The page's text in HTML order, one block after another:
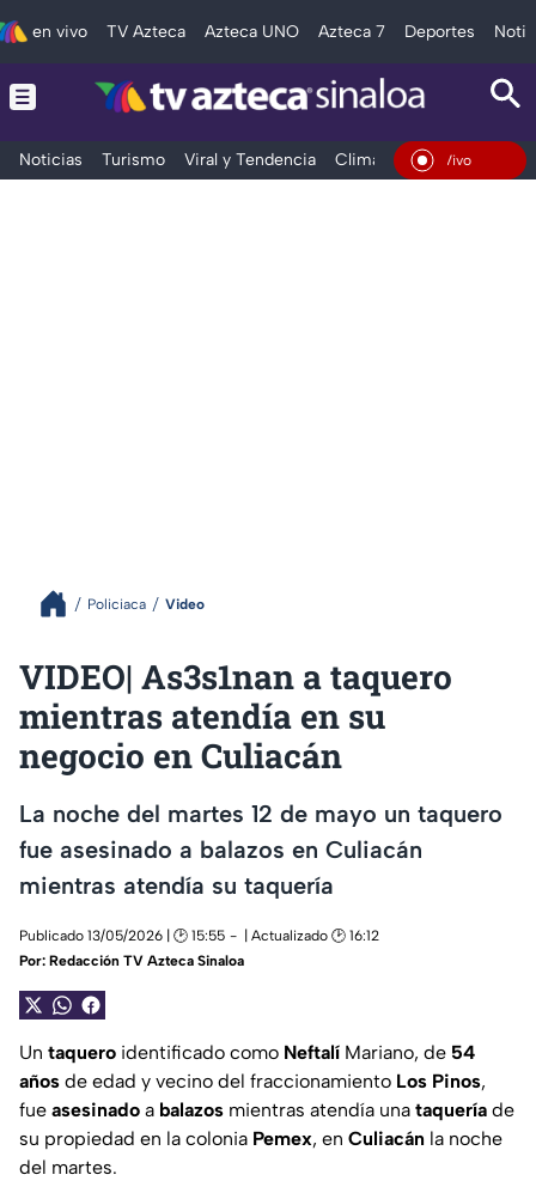
en vivo TV Azteca Azteca UNO Azteca 7 Deportes
Noticias Turismo Viral y Tendencia Clima Deportes
En Vivo
Policiaca Video
VIDEO| As3s1nan a taquero
mientras atendía en su
negocio en Culiacán
La noche del martes 12 de mayo un taquero
fue asesinado a balazos en Culiacán
mientras atendía su taquería
Publicado 13/05/2026 | 🕑 15:55
| Actualizado 🕑 16:12
Por: Redacción TV Azteca Sinaloa
Un taquero identificado como Neftalí Mariano, de 54
años de edad y vecino del fraccionamiento Los Pinos,
fue asesinado a balazos mientras atendía una taquería de
su propiedad en la colonia Pemex, en Culiacán la noche
del martes.